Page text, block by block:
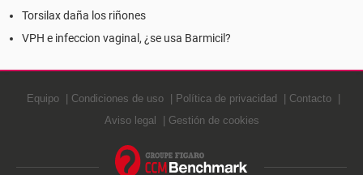
Torsilax daña los riñones
VPH e infeccion vaginal, ¿se usa Barmicil?
Equipo Condiciones de uso Política de privacidad
Contacto
Aviso legal
Gestión de cookies